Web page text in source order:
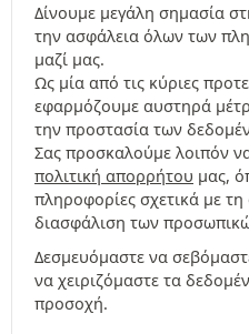
Δίνουμε μεγάλη σημασία
την ασφάλεια όλων των
μαζί μας.
Ως μία από τις κύριες
εφαρμόζουμε αυστηρά
την προστασία των
Σας προσκαλούμε λοιπόν
πολιτική απορρήτου μας,
πληροφορίες σχετικά με
διασφάλιση των
Δεσμευόμαστε να
να χειριζόμαστε τα
προσοχή.